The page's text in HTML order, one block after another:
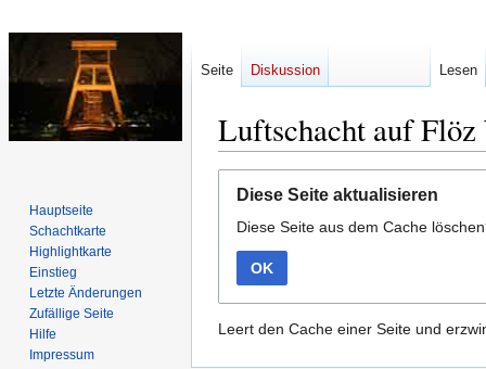
Luftschacht auf Flöz
Navigation
springen
Suche
springen
Diese Seite aktualisieren
Diese Seite aus dem Cache
OK
Leert den Cache einer Seite und
Seite Diskussion Lesen
Hauptseite
Schachtkarte
Highlightkarte
Einstieg
Letzte Änderungen
Zufällige Seite
Hilfe
Impressum